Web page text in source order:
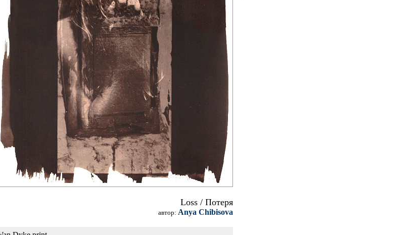
Loss / Потеря
автор: Anya Chibisova